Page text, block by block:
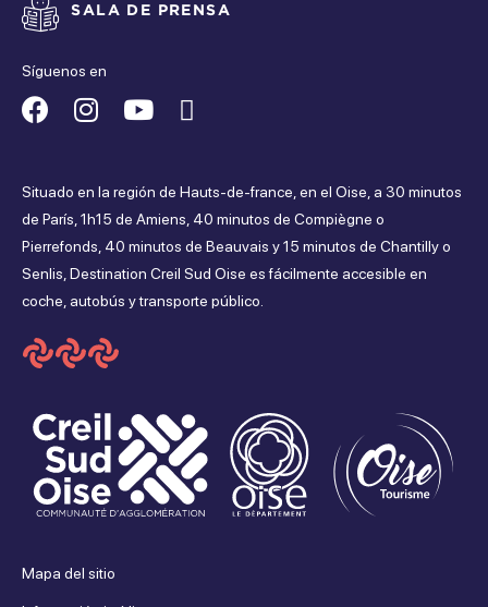
SALA DE PRENSA
Síguenos en
Suivez-
sur
Facebook
Suivez-
sur
Instagram
Suivez-
sur
Youtube
sur
Tripadvisor
Situado en la región de Hauts-de-france, en el Oise, a 30 minutos
de París, 1h15 de Amiens, 40 minutos de Compiègne o
Pierrefonds, 40 minutos de Beauvais y 15 minutos de Chantilly o
Senlis, Destination Creil Sud Oise es fácilmente accesible en
coche, autobús y transporte público.
Mapa del sitio